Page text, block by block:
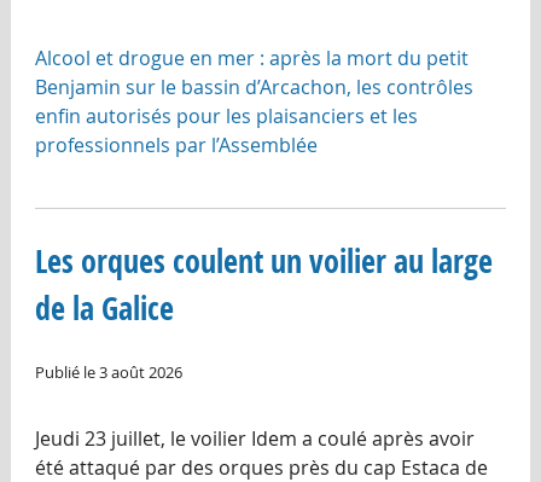
Alcool et drogue en mer : après la mort du petit
Benjamin sur le bassin d’Arcachon, les contrôles
enfin autorisés pour les plaisanciers et les
professionnels par l’Assemblée
Les orques coulent un voilier au large
de la Galice
Publié le 3 août 2026
Jeudi 23 juillet, le voilier Idem a coulé après avoir
été attaqué par des orques près du cap Estaca de